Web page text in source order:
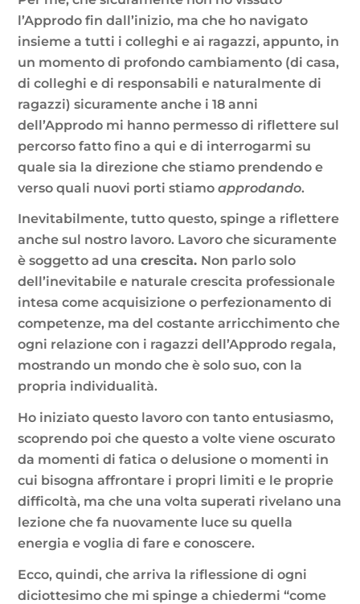
l’Approdo fin dall’inizio, ma che ho navigato
insieme a tutti i colleghi e ai ragazzi, appunto, in
un momento di profondo cambiamento (di casa,
di colleghi e di responsabili e naturalmente di
ragazzi) sicuramente anche i 18 anni
dell’Approdo mi hanno permesso di riflettere sul
percorso fatto fino a qui e di interrogarmi su
quale sia la direzione che stiamo prendendo e
verso quali nuovi porti stiamoapprodando.
Inevitabilmente, tutto questo, spinge a riflettere
anche sul nostro lavoro. Lavoro che sicuramente
è soggetto ad unacrescita. Non parlo solo
dell’inevitabile e naturale crescita professionale
intesa come acquisizione o perfezionamento di
competenze, ma del costante arricchimento che
ogni relazione con i ragazzi dell’Approdo regala,
mostrando un mondo che è solo suo, con la
propria individualità.
Ho iniziato questo lavoro con tanto entusiasmo,
scoprendo poi che questo a volte viene oscurato
da momenti di fatica o delusione o momenti in
cui bisogna affrontare i propri limiti e le proprie
difficoltà, ma che una volta superati rivelano una
lezione che fa nuovamente luce su quella
energia e voglia di fare e conoscere.
Ecco, quindi, che arriva la riflessione di ogni
diciottesimo che mi spinge a chiedermi “come